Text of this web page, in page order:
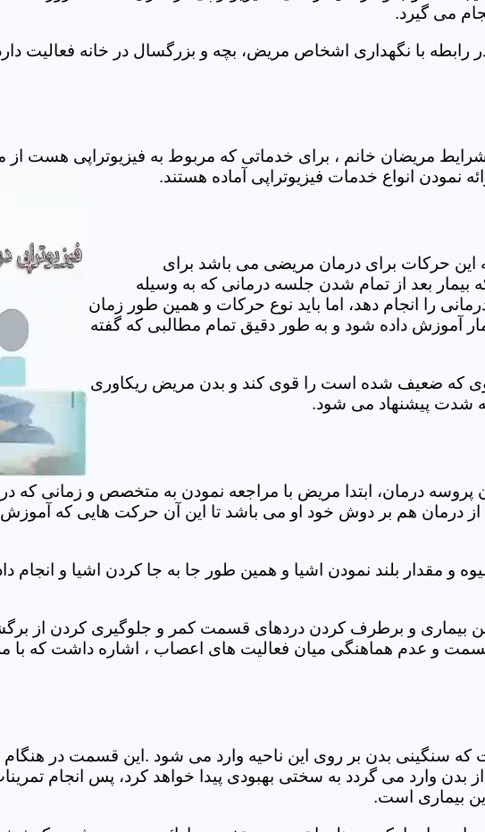
می گیرد.
رابطه با نگهداری اشخاص مریض، بچه و بزرگسال در خانه فعالیت
مریضان خانم ، برای خدماتی که مربوط به فیزیوتراپی هست
نمودن انواع خدمات فیزیوتراپی آماده هستند.
حرکات برای درمان مریضی می باشد برای
بعد از تمام شدن جلسه درمانی که به وسیله
را انجام دهد، اما باید نوع حرکات و همین طور زمان
آموزش داده شود و به طور دقیق تمام مطالبی که گفته
که ضعیف شده است را قوی کند و بدن مریض ریکاوری
شدت پیشنهاد می شود.
پروسه درمان، ابتدا مریض با مراجعه نمودن به متخصص و زمانی که
درمان هم بر دوش خود او می باشد تا این آن حرکت هایی که آموزش
مقدار بلند نمودن اشیا و همین طور جا به جا کردن اشیا و انجام
این بیماری و برطرف کردن دردهای قسمت کمر و جلوگیری کردن از
و عدم هماهنگی میان فعالیت های اعصاب ، اشاره داشت که با
بدن بر روی این ناحیه وارد می شود .این قسمت در هنگام
بدن وارد می گردد به سختی بهبودی پیدا خواهد کرد، پس انجام
بیماری است.